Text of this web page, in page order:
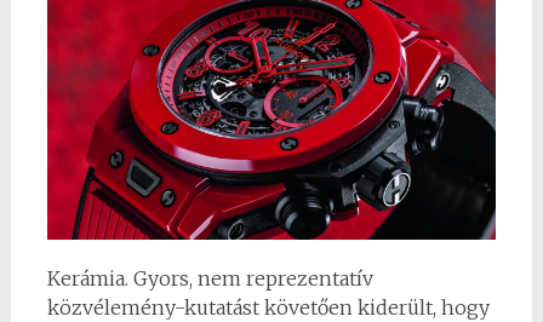
Kerámia. Gyors, nem reprezentatív
közvélemény-kutatást követően kiderült, hogy